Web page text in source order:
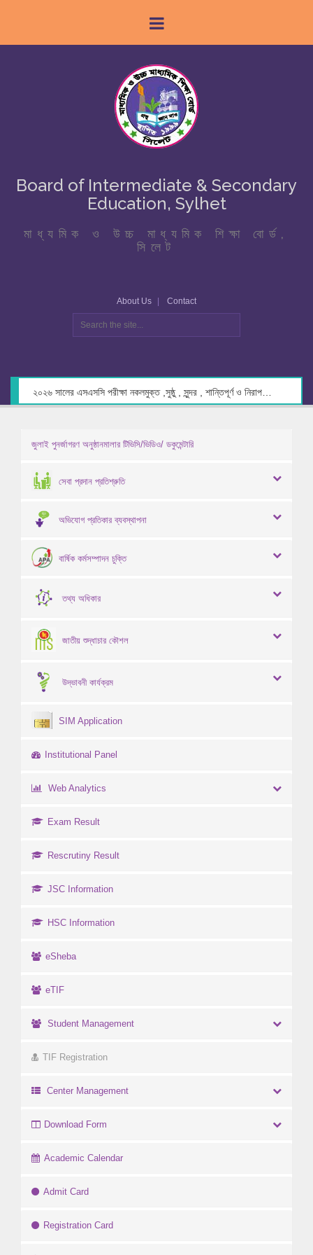
Board of Intermediate & Secondary
Education, Sylhet
মাধ্যমিক ও উচ্চ মাধ্যমিক শিক্ষা বোর্ড,
সিলেট
About Us Contact
জুলাই পুনর্জাগরণ অনুষ্ঠানমালার টিভিসি/ভিডিও/ ডকুমেন্টারি
সেবা প্রদান প্রতিশ্রুতি
অভিযোগ প্রতিকার ব্যবস্থাপনা
বার্ষিক কর্মসম্পাদন চুক্তি
তথ্য অধিকার
জাতীয় শুদ্ধাচার কৌশল
উদ্ভাবনী কার্যক্রম
SIM Application
Institutional Panel
Web Analytics
Exam Result
Rescrutiny Result
JSC Information
HSC Information
eSheba
eTIF
Student Management
TIF Registration
Center Management
Download Form
Academic Calendar
Admit Card
Registration Card